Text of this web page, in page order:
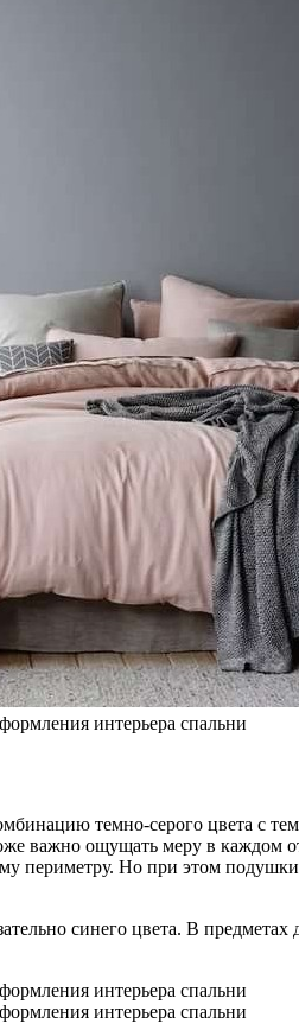
темно-серого цвета с
важно ощущать меру в каждом
периметру. Но при этом
синего цвета. В